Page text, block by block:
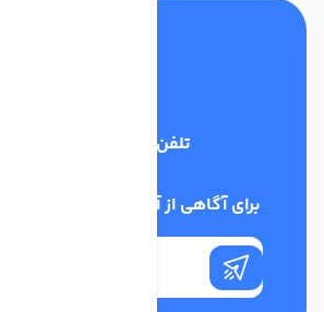
تلفن پشتیبانی
برای آگاهی از آخرین اخبار در